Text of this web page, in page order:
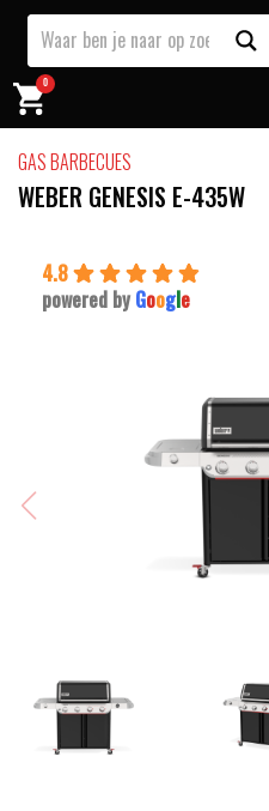
0
GAS BARBECUES
WEBER GENESIS E-435W
4.8
powered by Google